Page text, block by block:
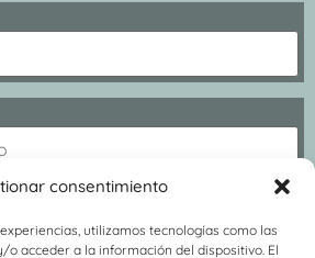
consentimiento
utilizamos tecnologías como las
acceder a la información del dispositivo. El